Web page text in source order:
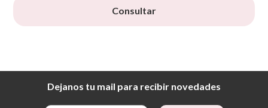
Consultar
Dejanos tu mail para recibir novedades